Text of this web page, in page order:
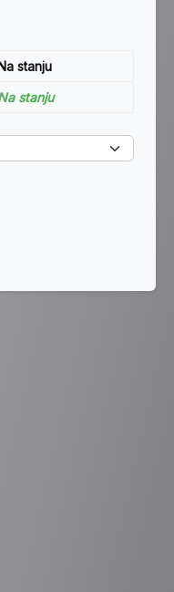
stanju
stanju